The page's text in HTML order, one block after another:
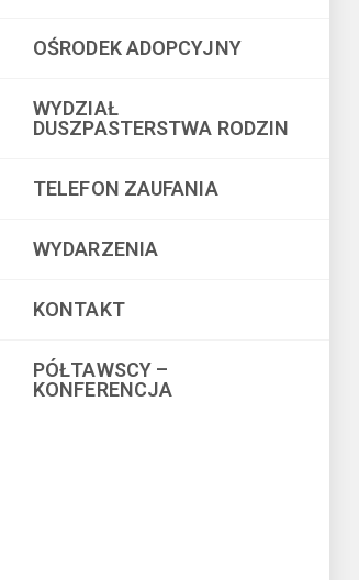
OŚRODEK ADOPCYJNY
WYDZIAŁ
DUSZPASTERSTWA RODZIN
TELEFON ZAUFANIA
WYDARZENIA
KONTAKT
PÓŁTAWSCY –
KONFERENCJA